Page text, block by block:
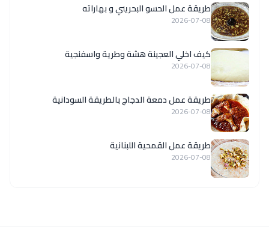
طريقة عمل الحسو البحريني و بهاراته
2026-07-08
كيف اخلي العجينة هشة وطرية واسفنجية
2026-07-08
طريقة عمل دمعة الدجاج بالطريقة السودانية
2026-07-08
طريقة عمل القمحية اللبنانية
2026-07-08